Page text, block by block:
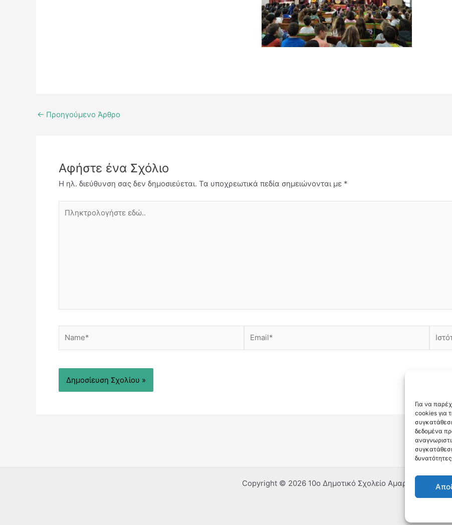
Για να
cookies για
δεδομένα
← Προηγούμενο Άρθρο
Αφήστε ένα Σχόλιο
Η ηλ. διεύθυνση σας δεν δημοσιεύεται. Τα υποχρεωτικά πεδία σημειώνονται με *
εδώ..
Copyright © 2026 10ο Δημοτικό Σχολείο Αμαρουσίου